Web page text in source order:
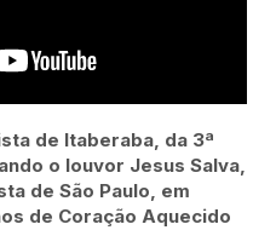
de Itaberaba, da 3ª
o louvor Jesus Salva,
de São Paulo, em
de Coração Aquecido